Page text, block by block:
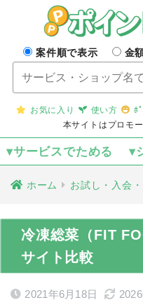
案件順で表示 金
お気に入り 使い方
ﾎ
本サイトはプロモ
▾サービスでためる ▾
ホーム お試し・入会・
冷凍総菜（FIT
サイト比較
2021年6月18日